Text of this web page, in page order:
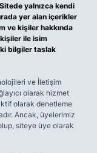
yalnızca kendi
yer alan içerikler
ve kişiler hakkında
ile isim
bilgiler taslak
ve İletişim
olarak hizmet
olarak denetleme
Ancak, üyelerimiz
siteye üye olarak